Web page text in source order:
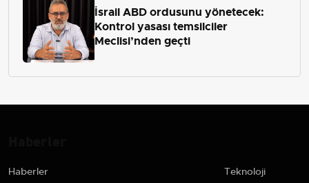
İsrail ABD ordusunu yönetecek:
Kontrol yasası temsilciler
Meclisi’nden geçti
Haberler
Teknoloji